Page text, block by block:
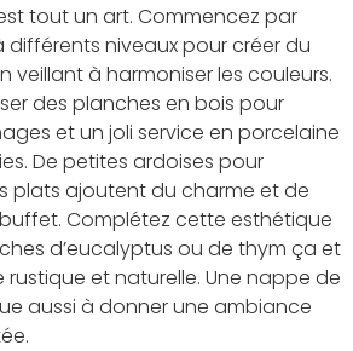
tout un art. Commencez par
différents niveaux pour créer du
veillant à harmoniser les couleurs.
des planches en bois pour
et un joli service en porcelaine
De petites ardoises pour
plats ajoutent du charme et de
Complétez cette esthétique
d’eucalyptus ou de thym ça et
et naturelle. Une nappe de
aussi à donner une ambiance